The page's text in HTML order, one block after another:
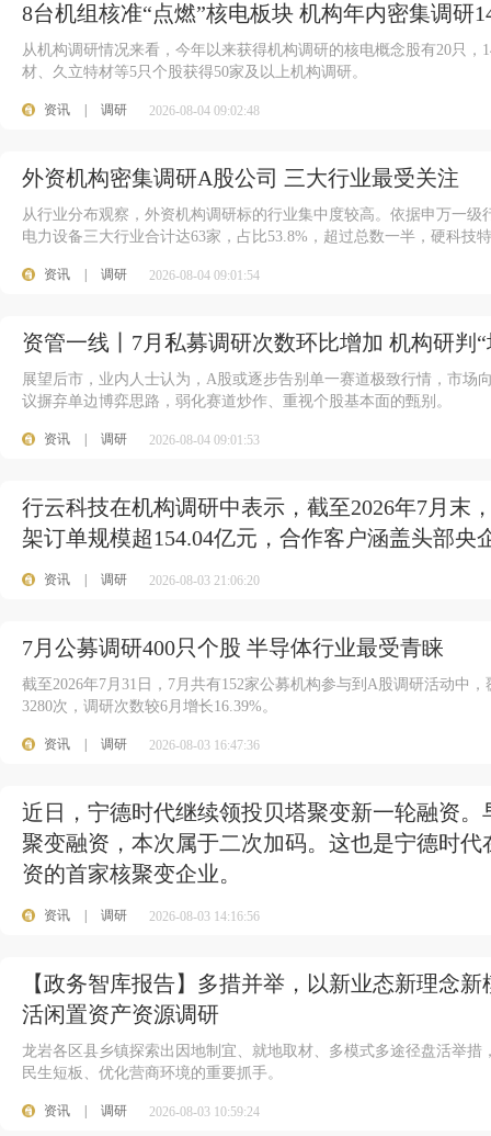
8台机组核准“点燃”核电板块 机构年内密集调研
从机构调研情况来看，今年以来获得机构调研的核电概念股有20只
材、久立特材等5只个股获得50家及以上机构调研。
资讯 调研 2026-08-04 09:02:48
外资机构密集调研A股公司 三大行业最受关注
从行业分布观察，外资机构调研标的行业集中度较高。依据申万一
电力设备三大行业合计达63家，占比53.8%，超过总数一半，硬科技
资讯 调研 2026-08-04 09:01:54
资管一线丨7月私募调研次数环比增加 机构研判
展望后市，业内人士认为，A股或逐步告别单一赛道极致行情，市场
议摒弃单边博弈思路，弱化赛道炒作、重视个股基本面的甄别。
资讯 调研 2026-08-04 09:01:53
行云科技在机构调研中表示，截至2026年7月末
架订单规模超154.04亿元，合作客户涵盖头部
资讯 调研 2026-08-03 21:06:20
7月公募调研400只个股 半导体行业最受青睐
截至2026年7月31日，7月共有152家公募机构参与到A股调研活动中
3280次，调研次数较6月增长16.39%。
资讯 调研 2026-08-03 16:47:36
近日，宁德时代继续领投贝塔聚变新一轮融资
聚变融资，本次属于二次加码。这也是宁德时
资的首家核聚变企业。
资讯 调研 2026-08-03 14:16:56
【政务智库报告】多措并举，以新业态新理念
活闲置资产资源调研
龙岩各区县乡镇探索出因地制宜、就地取材、多模式多途径盘活举
民生短板、优化营商环境的重要抓手。
资讯 调研 2026-08-03 10:59:24